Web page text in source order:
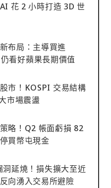
花 2 小時打造 3D 世
布局：主導買進
看好蘋果長期價值
市！KOSPI 交易結構
市場震盪
略！Q2 帳面虧損 82
買幣屯現金
延燒！損失擴大至近
向湧入交易所避險